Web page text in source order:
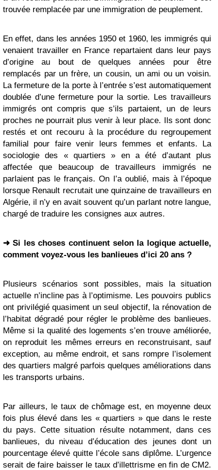
trouvée remplacée par une immigration de peuplement.
En effet, dans les années 1950 et 1960, les immigrés qui
venaient travailler en France repartaient dans leur pays
d’origine au bout de quelques années pour être
remplacés par un frère, un cousin, un ami ou un voisin.
La fermeture de la porte à l’entrée s’est automatiquement
doublée d’une fermeture pour la sortie. Les travailleurs
immigrés ont compris que s’ils partaient, un de leurs
proches ne pourrait plus venir à leur place. Ils sont donc
restés et ont recouru à la procédure du regroupement
familial pour faire venir leurs femmes et enfants. La
sociologie des « quartiers » en a été d’autant plus
affectée que beaucoup de travailleurs immigrés ne
parlaient pas le français. On l’a oublié, mais à l’époque
lorsque Renault recrutait une quinzaine de travailleurs en
Algérie, il n’y en avait souvent qu’un parlant notre langue,
chargé de traduire les consignes aux autres.
➜ Si les choses continuent selon la logique actuelle,
comment voyez-vous les banlieues d’ici 20 ans ?
Plusieurs scénarios sont possibles, mais la situation
actuelle n’incline pas à l’optimisme. Les pouvoirs publics
ont privilégié quasiment un seul objectif, la rénovation de
l’habitat dégradé pour régler le problème des banlieues.
Même si la qualité des logements s’en trouve améliorée,
on reproduit les mêmes erreurs en reconstruisant, sauf
exception, au même endroit, et sans rompre l’isolement
des quartiers malgré parfois quelques améliorations dans
les transports urbains.
Par ailleurs, le taux de chômage est, en moyenne deux
fois plus élevé dans les « quartiers » que dans le reste
du pays. Cette situation résulte notamment, dans ces
banlieues, du niveau d’éducation des jeunes dont un
pourcentage élevé quitte l’école sans diplôme. L’urgence
serait de faire baisser le taux d’illettrisme en fin de CM2.